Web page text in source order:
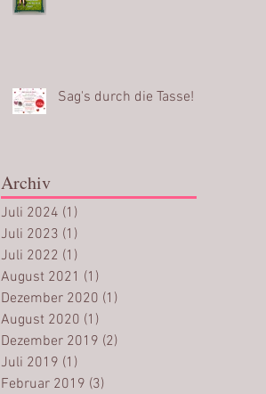
Sag's durch die Tasse!
Archiv
Juli 2024 (1)
Juli 2023 (1)
Juli 2022 (1)
August 2021 (1)
Dezember 2020 (1)
August 2020 (1)
Dezember 2019 (2)
Juli 2019 (1)
Februar 2019 (3)